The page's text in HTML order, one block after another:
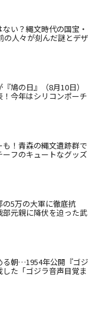
い？縄文時代の国宝・
の人々が刻んだ謎とデザ
鳩の日』（8月10日）
今年はシリコンポーチ
！青森の縄文遺跡群で
フのキュートなグッズ
の5万の大軍に徹底抗
元親に降伏を迫った武
る朝…1954年公開『ゴジ
た「ゴジラ音声目覚ま